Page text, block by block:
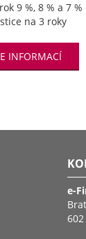
9 %, 8 % a 7 %
na 3 roky
INFORMACÍ
e-